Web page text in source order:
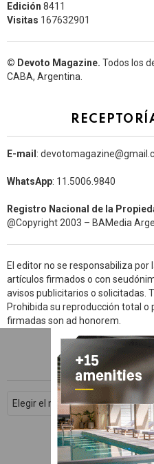
Edición 8411
Visitas 167632901
© Devoto Magazine. Todos los
CABA, Argentina.
E-mail :
WhatsApp: 11.5006.9840
Registro Nacional de la
@Copyright 2003 – BAMedia
El editor no se responsabiliza por
artículos firmados o con
avisos publicitarios o solicitadas.
Prohibida su reproducción total o
firmadas son ad honorem.
© 2026
WhatsApp
Facebook
Twitter
Subscribe